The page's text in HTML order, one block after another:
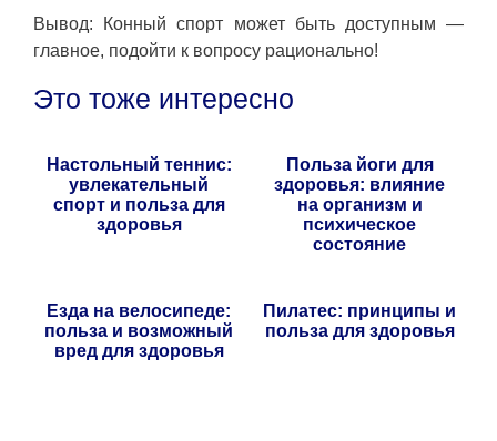
Вывод: Конный спорт может быть доступным —
главное, подойти к вопросу рационально!
Это тоже интересно
Настольный теннис:
увлекательный
спорт и польза для
здоровья
Польза йоги для
здоровья: влияние
на организм и
психическое
состояние
Езда на велосипеде:
польза и возможный
вред для здоровья
Пилатес: принципы и
польза для здоровья